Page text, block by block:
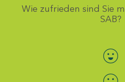
Wie zufrieden sind Sie
SAB?